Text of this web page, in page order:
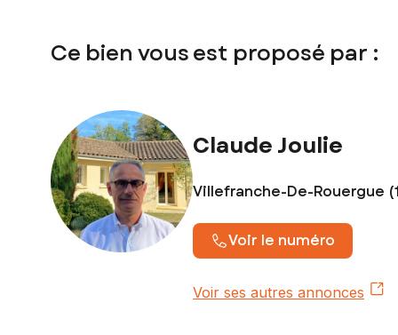
Ce bien vous est proposé par :
Claude Joulie
Villefranche-De-Rouergue
Voir le numéro
Voir ses autres annonces